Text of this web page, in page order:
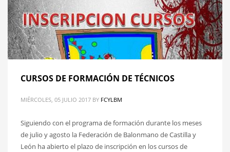
CURSOS DE FORMACIÓN DE TÉCNICOS
MIÉRCOLES, 05 JULIO 2017 BY FCYLBM
Siguiendo con el programa de formación durante los meses
de julio y agosto la Federación de Balonmano de Castilla y
León ha abierto el plazo de inscripción en los cursos de